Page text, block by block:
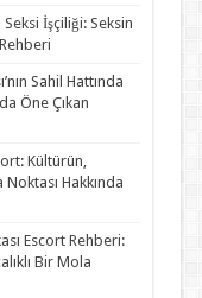
İşçiliği: Seksin
Sahil Hattında
Öne Çıkan
Kültürün,
Hakkında
Escort Rehberi:
Bir Mola